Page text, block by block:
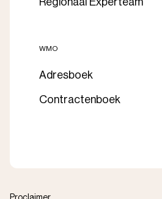
WMO
Adresboek
Contractenboek